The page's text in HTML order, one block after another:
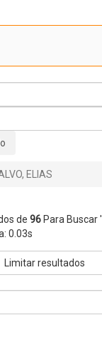
ELIAS
de 96 Para Buscar '
0.03s
Limitar resultados